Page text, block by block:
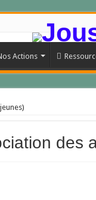
Actions
des